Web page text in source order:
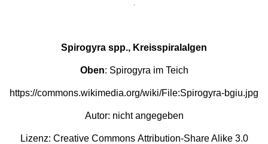
Spirogyra spp., Kreisspiralalgen
Oben: Spirogyra im Teich
https://commons.wikimedia.org/wiki/File:Spirogyra-bgiu.jpg
Autor: nicht angegeben
Lizenz: Creative Commons Attribution-Share Alike 3.0